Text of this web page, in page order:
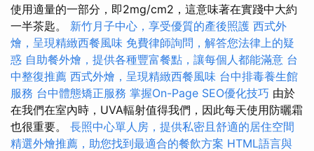
使用適量的一部分，即2mg/cm2，這意味著在實踐中大約
一半茶匙。 新竹月子中心，享受優質的產後照護 西式外
燴，呈現精緻西餐風味 免費律師詢問，解答您法律上的疑
惑 自助餐外燴，提供各種豐富餐點，讓每個人都能滿意 台
中整復推薦 西式外燴，呈現精緻西餐風味 台中排毒養生館
服務 台中體態矯正服務 掌握On-Page SEO優化技巧 由於
在我們在室內時，UVA輻射值得我們，因此每天使用防曬霜
也很重要。 長照中心單人房，提供私密且舒適的居住空間
精選外燴推薦，助您找到最適合的餐飲方案 HTML語言與